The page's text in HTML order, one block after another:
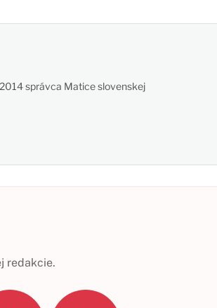
správca Matice slovenskej
redakcie.